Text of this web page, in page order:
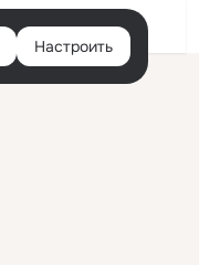
Настроить